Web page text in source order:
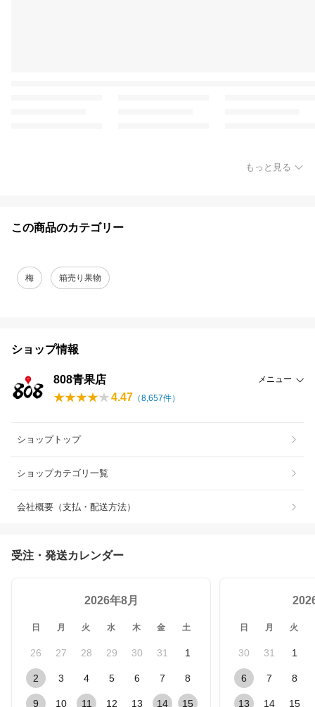
もっと見る
この商品のカテゴリー
梅 箱売り果物
ショップ情報
808青果店 メニュー
4.47 （8,657件）
ショップトップ
ショップカテゴリ一覧
会社概要（支払・配送方法）
受注・発送カレンダー
2026年8月
日 月 火 水 木 金 土
26 27 28 29 30 31 1
2 3 4 5 6 7 8
9 10 11 12 13 14 15
日 月 火
30 31 1
6 7 8
13 14 15